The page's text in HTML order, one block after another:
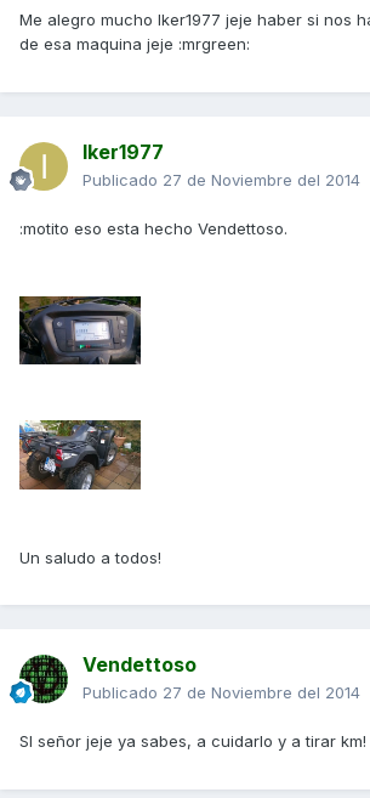
Me alegro mucho Iker1977 jeje haber si nos
de esa maquina jeje :mrgreen:
Iker1977
Publicado 27 de Noviembre del 2014
:motito eso esta hecho Vendettoso.
Un saludo a todos!
Vendettoso
Publicado 27 de Noviembre del 2014
SI señor jeje ya sabes, a cuidarlo y a tirar km!